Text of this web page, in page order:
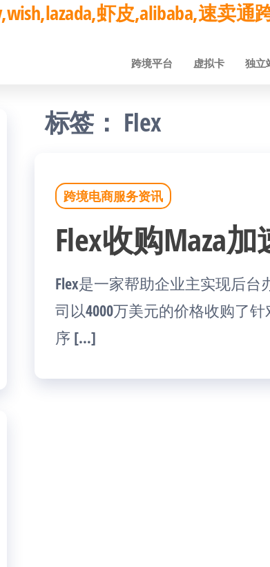
虾皮,alibaba,速卖
跨境平台 虚拟卡 独立
标签： Flex
跨境电商服务资讯
Flex收购Maza
Flex是一家帮助企业主实现后
司以4000万美元的价格收购了
序 […]